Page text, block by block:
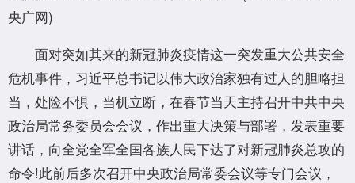
央广网)
面对突如其来的新冠肺炎疫情这一突发重大公共安全
危机事件，习近平总书记以伟大政治家独有过人的胆略担
当，处险不惧，当机立断，在春节当天主持召开中共中央
政治局常务委员会会议，作出重大决策与部署，发表重要
讲话，向全党全军全国各族人民下达了对新冠肺炎总攻的
命令!此前后多次召开中央政治局常委会议等专门会议，